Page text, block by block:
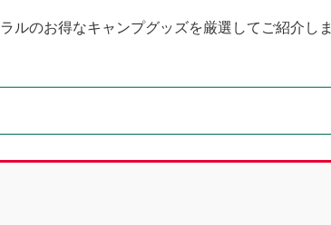
ルのお得なキャンプグッズを厳選してご紹介しま